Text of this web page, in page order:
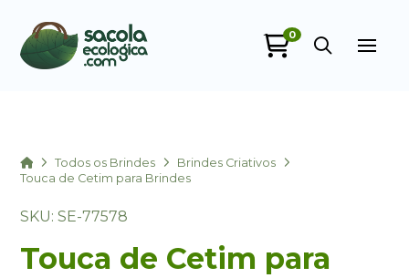
0
HomeTodos os Brindes
Brindes Criativos
Touca de Cetim para Brindes
SKU: SE-77578
Touca de Cetim para